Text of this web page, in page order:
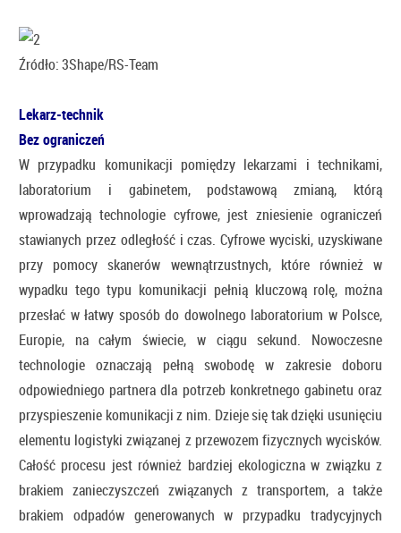
Źródło: 3Shape/RS-Team
Lekarz-technik
Bez ograniczeń
W przypadku komunikacji pomiędzy lekarzami i technikami,
laboratorium i gabinetem, podstawową zmianą, którą
wprowadzają technologie cyfrowe, jest zniesienie ograniczeń
stawianych przez odległość i czas. Cyfrowe wyciski, uzyskiwane
przy pomocy skanerów wewnątrzustnych, które również w
wypadku tego typu komunikacji pełnią kluczową rolę, można
przesłać w łatwy sposób do dowolnego laboratorium w Polsce,
Europie, na całym świecie, w ciągu sekund. Nowoczesne
technologie oznaczają pełną swobodę w zakresie doboru
odpowiedniego partnera dla potrzeb konkretnego gabinetu oraz
przyspieszenie komunikacji z nim. Dzieje się tak dzięki usunięciu
elementu logistyki związanej z przewozem fizycznych wycisków.
Całość procesu jest również bardziej ekologiczna w związku z
brakiem zanieczyszczeń związanych z transportem, a także
brakiem odpadów generowanych w przypadku tradycyjnych